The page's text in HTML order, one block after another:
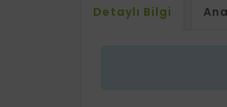
Detaylı Bilgi